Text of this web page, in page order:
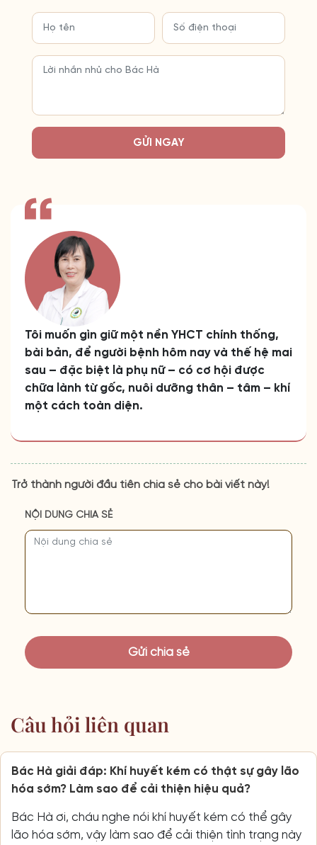
GỬI NGAY
Tôi muốn gìn giữ một nền YHCT chính thống,
bài bản, để người bệnh hôm nay và thế hệ mai
sau – đặc biệt là phụ nữ – có cơ hội được
chữa lành từ gốc, nuôi dưỡng thân – tâm – khí
một cách toàn diện.
Trở thành người đầu tiên chia sẻ cho bài viết này!
NỘI DUNG CHIA SẺ
Câu hỏi liên quan
Bác Hà giải đáp: Khí huyết kém có thật sự gây lão
hóa sớm? Làm sao để cải thiện hiệu quả?
Bác Hà ơi, cháu nghe nói khí huyết kém có thể gây
lão hóa sớm, vậy làm sao để cải thiện tình trạng này